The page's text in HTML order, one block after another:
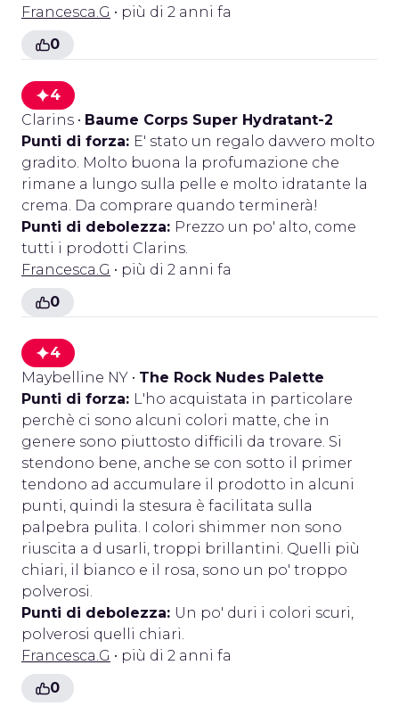
Francesca.G • più di 2 anni fa
0
4
Clarins • Baume Corps Super Hydratant-2
Punti di forza: E' stato un regalo davvero molto
gradito. Molto buona la profumazione che
rimane a lungo sulla pelle e molto idratante la
crema. Da comprare quando terminerà!
Punti di debolezza: Prezzo un po' alto, come
tutti i prodotti Clarins.
Francesca.G • più di 2 anni fa
0
4
Maybelline NY • The Rock Nudes Palette
Punti di forza: L'ho acquistata in particolare
perchè ci sono alcuni colori matte, che in
genere sono piuttosto difficili da trovare. Si
stendono bene, anche se con sotto il primer
tendono ad accumulare il prodotto in alcuni
punti, quindi la stesura è facilitata sulla
palpebra pulita. I colori shimmer non sono
riuscita a d usarli, troppi brillantini. Quelli più
chiari, il bianco e il rosa, sono un po' troppo
polverosi.
Punti di debolezza: Un po' duri i colori scuri,
polverosi quelli chiari.
Francesca.G • più di 2 anni fa
0